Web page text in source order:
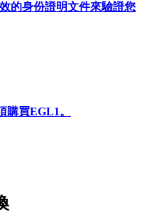
的身份證明文件來驗證您
買EGL1。